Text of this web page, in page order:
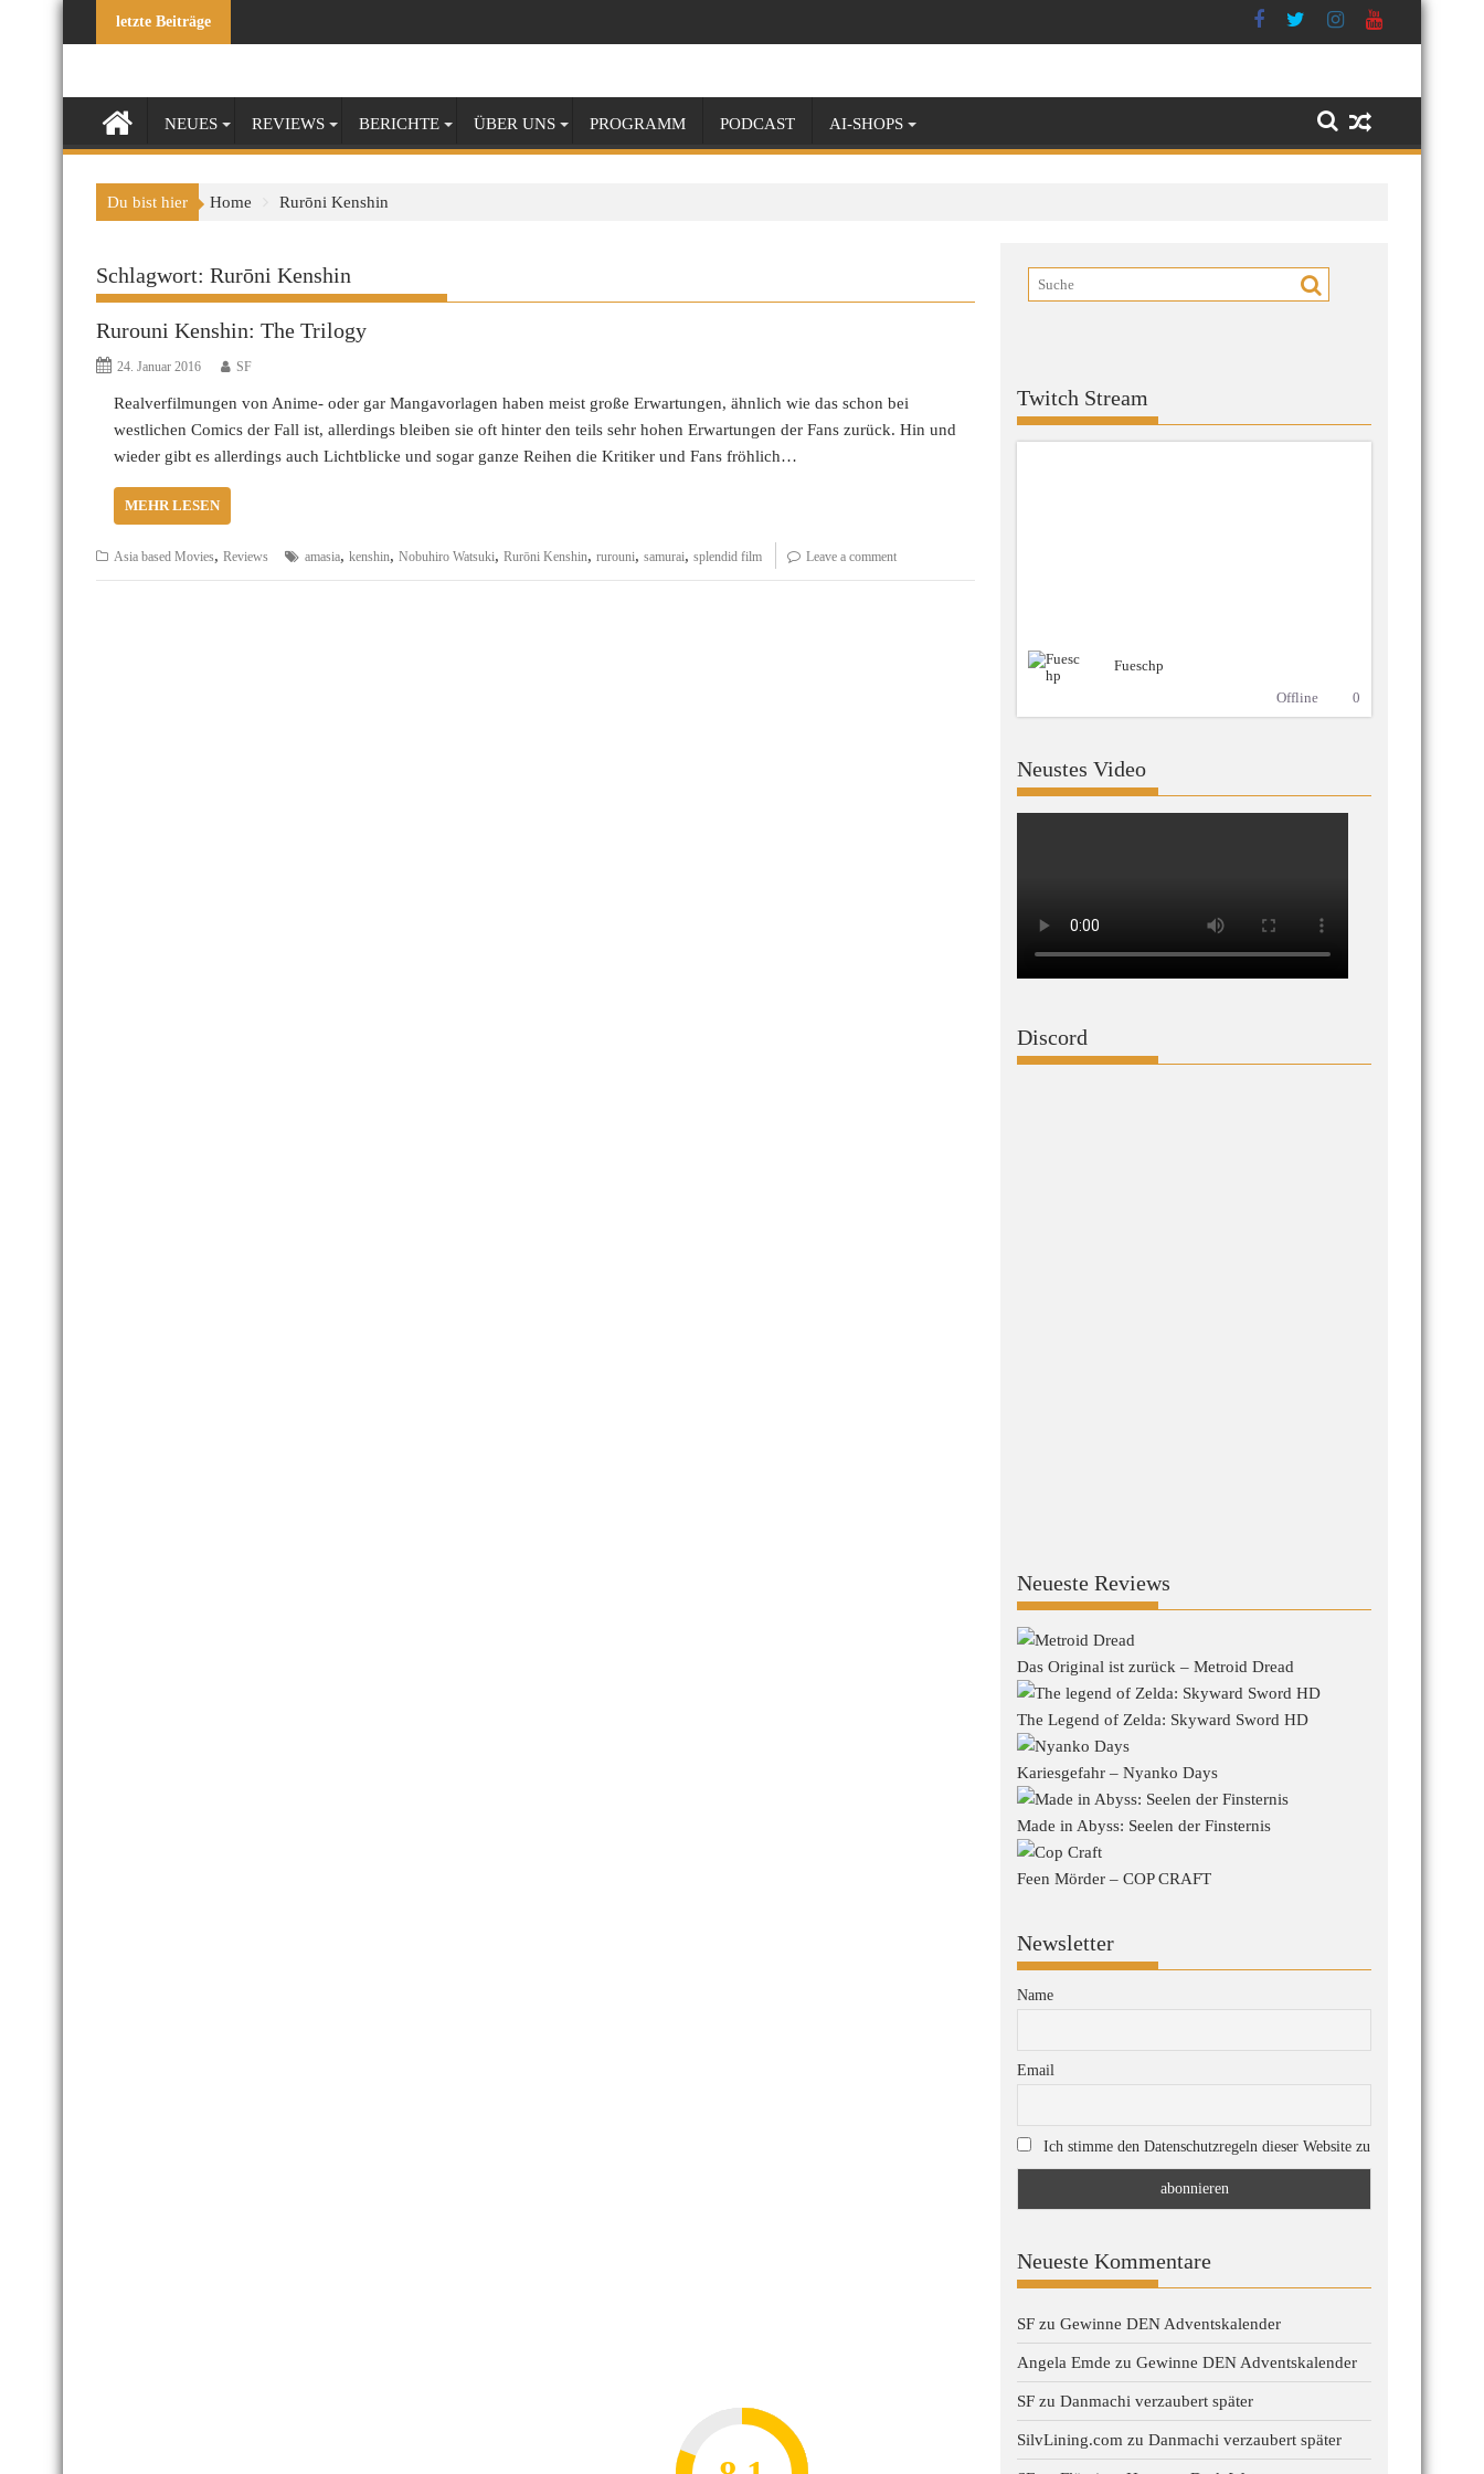
letzte Beiträge
NEUES REVIEWS BERICHTE ÜBER UNS PROGRAMM PODCAST AI-SHOPS
Du bist hier Home Rurōni Kenshin
Schlagwort: Rurōni Kenshin
Rurouni Kenshin: The Trilogy
24. Januar 2016 SF
Realverfilmungen von Anime- oder gar Mangavorlagen haben meist große Erwartungen, ähnlich wie das schon bei
westlichen Comics der Fall ist, allerdings bleiben sie oft hinter den teils sehr hohen Erwartungen der Fans zurück. Hin und
wieder gibt es allerdings auch Lichtblicke und sogar ganze Reihen die Kritiker und Fans fröhlich…
MEHR LESEN
Asia based Movies, Reviews amasia, kenshin, Nobuhiro Watsuki, Rurōni Kenshin, rurouni, samurai, splendid film Leave a comment
Twitch Stream
Fueschp
Offline
0
Neustes Video
Discord
Neueste Reviews
Das Original ist zurück – Metroid Dread
The Legend of Zelda: Skyward Sword HD
Kariesgefahr – Nyanko Days
Made in Abyss: Seelen der Finsternis
Feen Mörder – COP CRAFT
Newsletter
Name
Email
Ich stimme den Datenschutzregeln dieser Website zu
Neueste Kommentare
SF zu Gewinne DEN Adventskalender
Angela Emde zu Gewinne DEN Adventskalender
SF zu Danmachi verzaubert später
SilvLining.com zu Danmachi verzaubert später